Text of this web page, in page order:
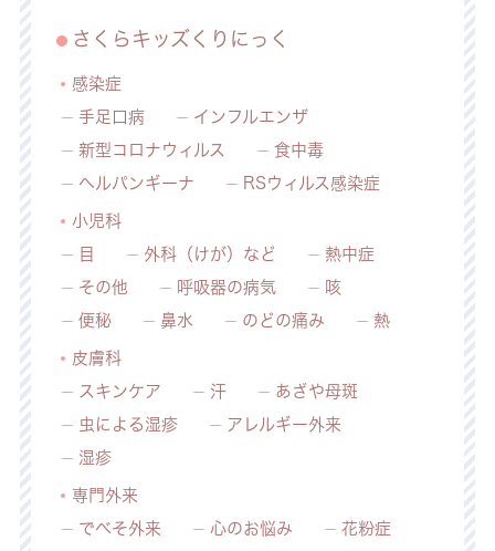
さくらキッズくりにっく
感染症
手足口病
インフルエンザ
新型コロナウィルス
食中毒
ヘルパンギーナ
RSウィルス感染症
小児科
目
外科（けが）など
熱中症
その他
呼吸器の病気
咳
便秘
鼻水 のどの痛み 熱
皮膚科
スキンケア
汗
あざや母斑
虫による湿疹
アレルギー外来
湿疹
専門外来
でべそ外来
心のお悩み
花粉症